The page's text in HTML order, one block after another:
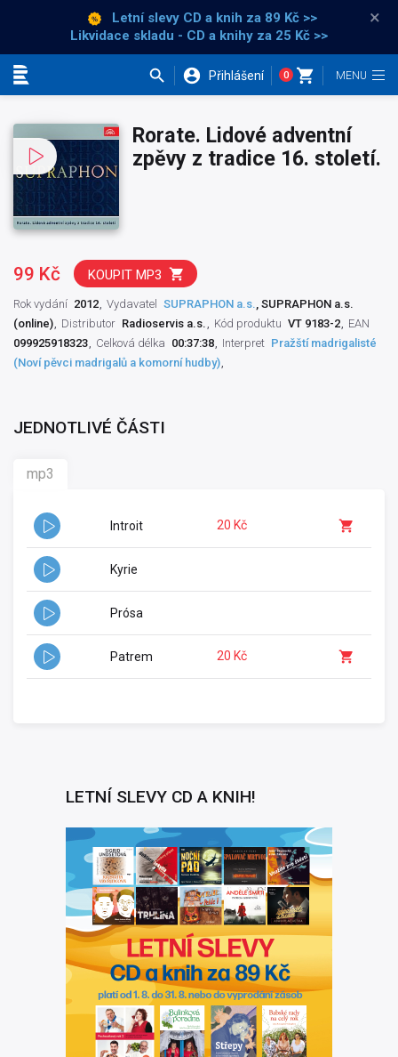
Letní slevy CD a knih za 89 Kč >>
Likvidace skladu - CD a knihy za 25 Kč >>
×
Přihlášení 0
Rorate. Lidové adventní
zpěvy z tradice 16. století.
99 Kč KOUPIT MP3
Rok vydání 2012 Vydavatel SUPRAPHON a.s., SUPRAPHON a.s.
(online)
Distributor Radioservis a.s. Kód produktu VT 9183-2
EAN
099925918323
Celková délka 00:37:38 Interpret Pražští madrigalisté
(Noví pěvci madrigalů a komorní hudby)
JEDNOTLIVÉ ČÁSTI
mp3
Introit 20 Kč
Kyrie
Prósa
Patrem 20 Kč
LETNÍ SLEVY CD A KNIH!